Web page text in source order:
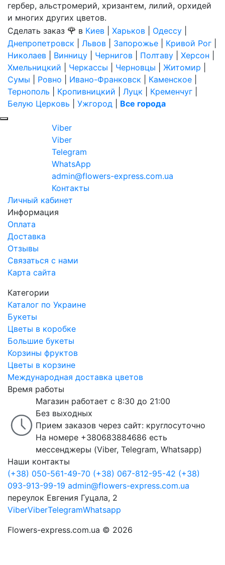
гербер, альстромерий, хризантем, лилий, орхидей
и многих других цветов.
Сделать заказ 🌹 в Киев Харьков Одессу
Днепропетровск
Львов Запорожье Кривой Рог
Николаев
Винницу Чернигов Полтаву Херсон
Хмельницкий
Черкассы Черновцы Житомир
Сумы
Ровно Ивано-Франковск Каменское
Тернополь
Кропивницкий Луцк Кременчуг
Белую Церковь
Ужгород Все города
Viber
Viber
Telegram
WhatsApp
admin@flowers-express.com.ua
Контакты
Личный кабинет
Информация
Оплата
Доставка
Отзывы
Связаться с нами
Карта сайта
Категории
Каталог по Украине
Букеты
Цветы в коробке
Большие букеты
Корзины фруктов
Цветы в корзине
Международная доставка цветов
Время работы
Магазин работает с 8:30 до 21:00
Без выходных
Прием заказов через сайт: круглосуточно
На номере +380683884686 есть
мессенджеры (Viber, Telegram, Whatsapp)
Наши контакты
(+38) 050-561-49-70 (+38) 067-812-95-42 (+38)
093-913-99-19 admin@flowers-express.com.ua
переулок Евгения Гуцала, 2
ViberViberTelegramWhatsapp
Flowers-express.com.ua © 2026